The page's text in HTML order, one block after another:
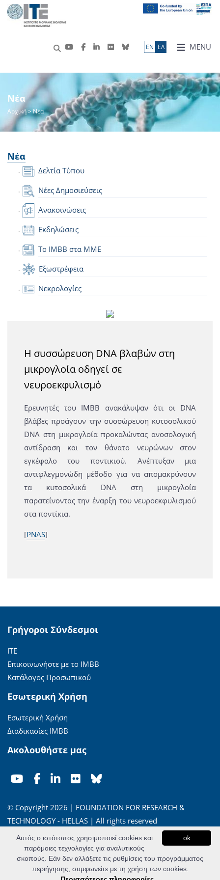
MENU
ΕN ΕΛ
Νέα
Αρχική> Νέα
Νέα
Δελτία Τύπου
Νέες Δημοσιεύσεις
Ανακοινώσεις
Εκδηλώσεις
Το IMBB στα ΜΜΕ
Εξωστρέφεια
Νεκρολογίες
Η συσσώρευση DNA βλαβών στη
μικρογλοία οδηγεί σε
νευροεκφυλισμό
Ερευνητές του ΙΜΒΒ ανακάλυψαν ότι οι DNA
βλάβες προάγουν την συσσώρευση κυτοσολικού
DNA στη μικρογλοία προκαλώντας ανοσολογική
αντίδραση και τον θάνατο νευρώνων στον
εγκέφαλο του ποντικιού. Ανέπτυξαν μια
αντιφλεγμονώδη μέθοδο για να απομακρύνουν
τα κυτοσολικά DNA στη μικρογλοία
παρατείνοντας την έναρξη του νευροεκφυλισμού
στα ποντίκια.
[PNAS]
Γρήγοροι Σύνδεσμοι
ΙΤΕ
Επικοινωνήστε με το ΙΜΒΒ
Κατάλογος Προσωπικού
Εσωτερική Χρήση
Εσωτερική Χρήση
Διαδικασίες ΙΜΒΒ
Ακολουθήστε μας
© Copyright 2026 | FOUNDATION FOR RESEARCH &
TECHNOLOGY - HELLAS | All rights reserved
'Οροι Χρήσης|Πολιτική Απορρήτου
Powered byApogee Information Systems
ok
Αυτός ο ιστότοπος χρησιμοποιεί cookies και
παρόμοιες τεχνολογίες για αναλυτικούς
σκοπούς. Εάν δεν αλλάξετε τις ρυθμίσεις του προγράμματος
περιήγησης, συμφωνείτε με τη χρήση των cookies.